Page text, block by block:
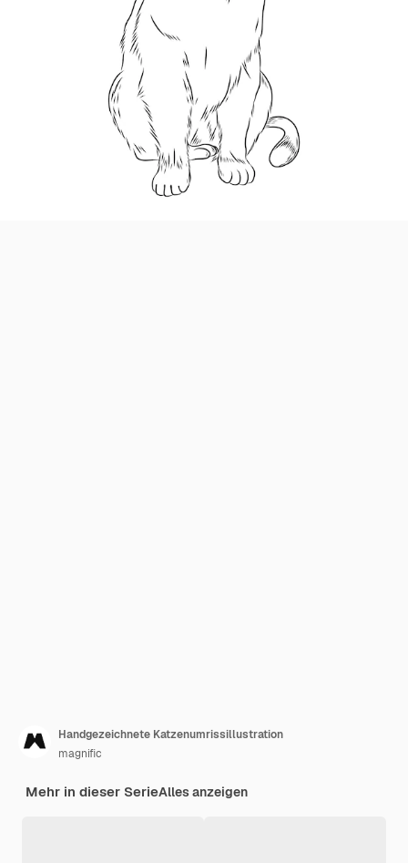
Handgezeichnete Katzenumrissillustration
magnific
Mehr in dieser SerieAlles anzeigen